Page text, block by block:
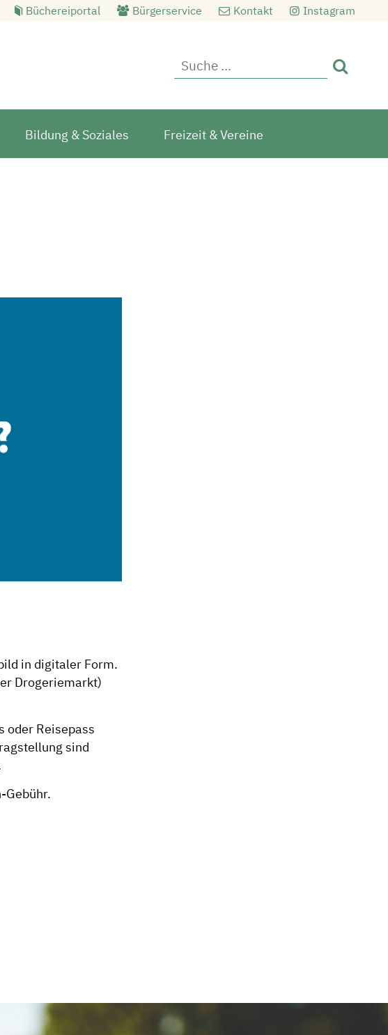
Büchereiportal Bürgerservice Kontakt Instagram

Bildung & Soziales Freizeit & Vereine
in digitaler Form.
Drogeriemarkt)
oder Reisepass
sind
Gebühr.